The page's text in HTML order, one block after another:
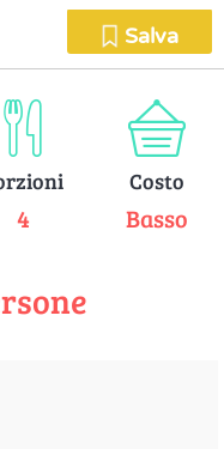
Salva
4
Costo
Basso